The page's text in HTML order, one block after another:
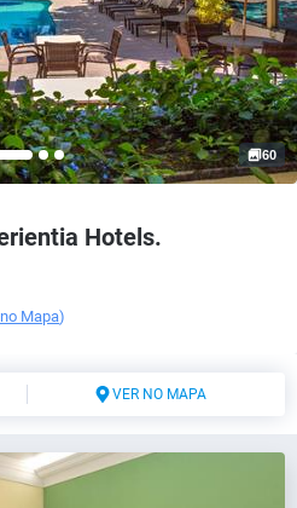
Hotels.
Mapa)
60
VER NO MAPA